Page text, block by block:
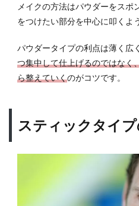
メイクの方法はパウダーをスポ
をつけたい部分を中心に叩くよ
パウダータイプの利点は薄く広
つ集中して仕上げるのではなく
ら整えていくのがコツです。
スティックタイ